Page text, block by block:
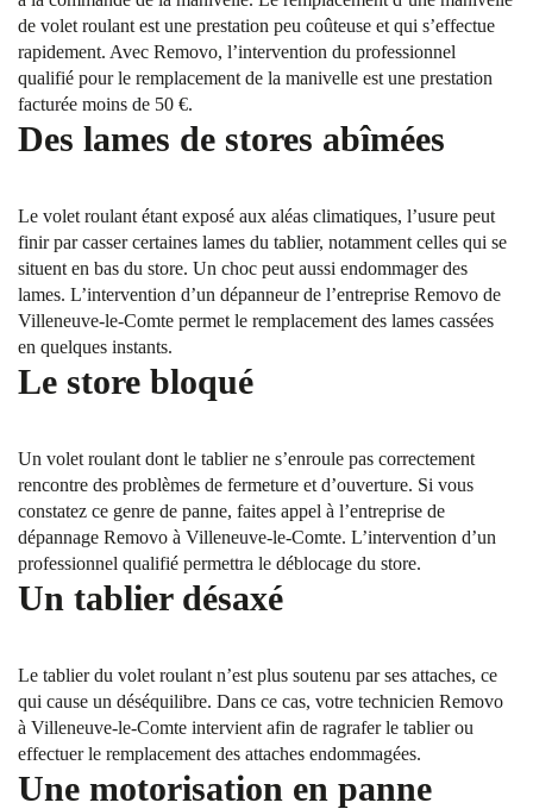
de volet roulant est une prestation peu coûteuse et qui s’effectue
rapidement. Avec Removo, l’intervention du professionnel
qualifié pour le remplacement de la manivelle est une prestation
facturée moins de 50 €.
Des lames de stores abîmées
Le volet roulant étant exposé aux aléas climatiques, l’usure peut
finir par casser certaines lames du tablier, notamment celles qui se
situent en bas du store. Un choc peut aussi endommager des
lames. L’intervention d’un dépanneur de l’entreprise Removo de
Villeneuve-le-Comte permet le remplacement des lames cassées
en quelques instants.
Le store bloqué
Un volet roulant dont le tablier ne s’enroule pas correctement
rencontre des problèmes de fermeture et d’ouverture. Si vous
constatez ce genre de panne, faites appel à l’entreprise de
dépannage Removo à Villeneuve-le-Comte. L’intervention d’un
professionnel qualifié permettra le déblocage du store.
Un tablier désaxé
Le tablier du volet roulant n’est plus soutenu par ses attaches, ce
qui cause un déséquilibre. Dans ce cas, votre technicien Removo
à Villeneuve-le-Comte intervient afin de ragrafer le tablier ou
effectuer le remplacement des attaches endommagées.
Une motorisation en panne